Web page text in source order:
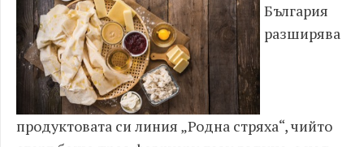
България
разширява
продуктовата си линия „Родна стряха“, чийто